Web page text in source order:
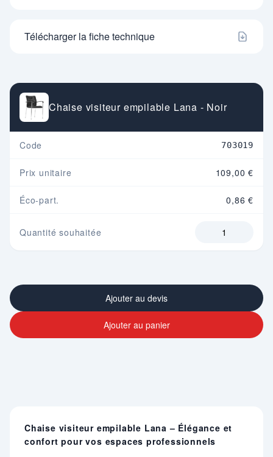
Télécharger la fiche technique
Chaise visiteur empilable Lana - Noir
Code 703019
Prix unitaire 109,00 €
Éco-part. 0,86 €
Quantité souhaitée
Ajouter au devis
Ajouter au panier
Chaise visiteur empilable Lana – Élégance et
confort pour vos espaces professionnels